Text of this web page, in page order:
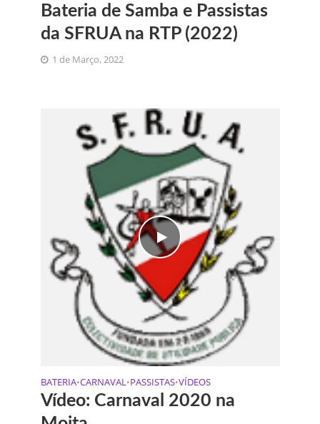
Bateria de Samba e Passistas
da SFRUA na RTP (2022)
1 de Março, 2022
BATERIA•CARNAVAL•PASSISTAS•VÍDEOS
Vídeo: Carnaval 2020 na